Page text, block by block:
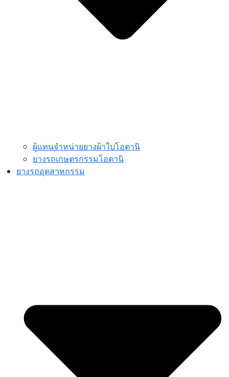
ผู้แทนจำหน่ายยางผ้าใบโอตานิ
ยางรถเกษตรกรรมโอตานิ
ยางรถอุตสาหกรรม